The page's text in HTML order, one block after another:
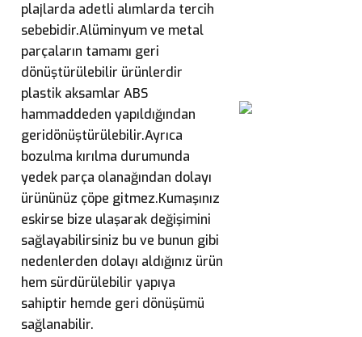
plajlarda adetli alımlarda tercih
sebebidir.Alüminyum ve metal
parçaların tamamı geri
dönüştürülebilir ürünlerdir
plastik aksamlar ABS
hammaddeden yapıldığından
geridönüştürülebilir.Ayrıca
bozulma kırılma durumunda
yedek parça olanağından dolayı
ürününüz çöpe gitmez.Kumaşınız
eskirse bize ulaşarak değişimini
sağlayabilirsiniz bu ve bunun gibi
nedenlerden dolayı aldığınız ürün
hem sürdürülebilir yapıya
sahiptir hemde geri dönüşümü
sağlanabilir.